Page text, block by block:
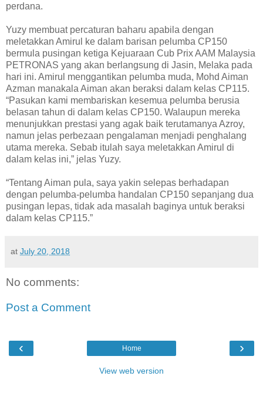
perdana.
Yuzy membuat percaturan baharu apabila dengan
meletakkan Amirul ke dalam barisan pelumba CP150
bermula pusingan ketiga Kejuaraan Cub Prix AAM Malaysia
PETRONAS yang akan berlangsung di Jasin, Melaka pada
hari ini. Amirul menggantikan pelumba muda, Mohd Aiman
Azman manakala Aiman akan beraksi dalam kelas CP115.
“Pasukan kami membariskan kesemua pelumba berusia
belasan tahun di dalam kelas CP150. Walaupun mereka
menunjukkan prestasi yang agak baik terutamanya Azroy,
namun jelas perbezaan pengalaman menjadi penghalang
utama mereka. Sebab itulah saya meletakkan Amirul di
dalam kelas ini,” jelas Yuzy.
“Tentang Aiman pula, saya yakin selepas berhadapan
dengan pelumba-pelumba handalan CP150 sepanjang dua
pusingan lepas, tidak ada masalah baginya untuk beraksi
dalam kelas CP115.”
at July 20, 2018
No comments:
Post a Comment
‹ ›
Home
View web version